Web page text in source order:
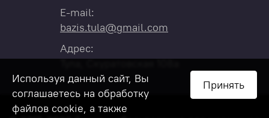
E-mail:
bazis.tula@gmail.com
Адрес:
Тула, Скуратовская 108а
Используя данный сайт, Вы
соглашаетесь на обработку
файлов cookie, а также
Принять